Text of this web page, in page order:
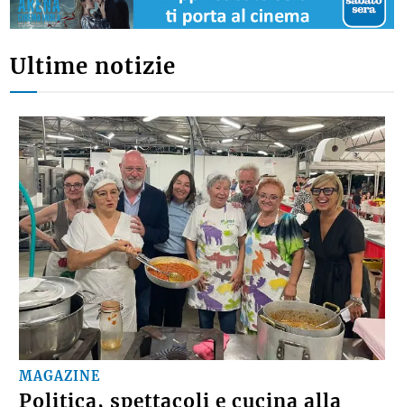
Ultime notizie
MAGAZINE
Politica, spettacoli e cucina alla